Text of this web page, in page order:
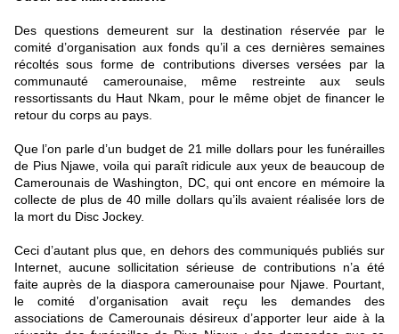
Des questions demeurent sur la destination réservée par le
comité d’organisation aux fonds qu’il a ces dernières semaines
récoltés sous forme de contributions diverses versées par la
communauté camerounaise, même restreinte aux seuls
ressortissants du Haut Nkam, pour le même objet de financer le
retour du corps au pays.
Que l’on parle d’un budget de 21 mille dollars pour les funérailles
de Pius Njawe, voila qui paraît ridicule aux yeux de beaucoup de
Camerounais de Washington, DC, qui ont encore en mémoire la
collecte de plus de 40 mille dollars qu’ils avaient réalisée lors de
la mort du Disc Jockey.
Ceci d’autant plus que, en dehors des communiqués publiés sur
Internet, aucune sollicitation sérieuse de contributions n’a été
faite auprès de la diaspora camerounaise pour Njawe. Pourtant,
le comité d’organisation avait reçu les demandes des
associations de Camerounais désireux d’apporter leur aide à la